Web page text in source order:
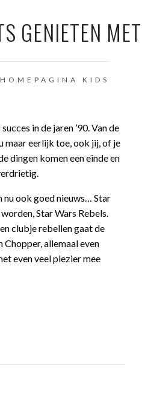
GENIETEN
HOMEPAGINA KIDS
in de jaren ’90. Van de
maar eerlijk toe, ook jij, of je
dingen komen een einde en
nu ook goed nieuws… Star
Star Wars Rebels.
clubje rebellen gaat de
Chopper, allemaal even
even veel plezier mee